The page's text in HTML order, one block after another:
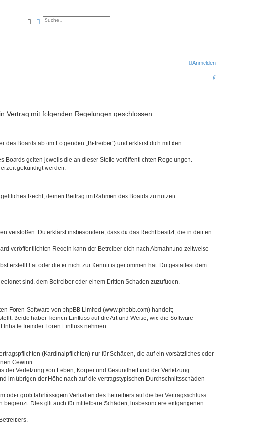
SucheErweiterte Suche
Anmelden
S
Vertrag mit folgenden Regelungen geschlossen:
des Boards ab (im Folgenden „Betreiber“) und erklärst dich mit den
Boards gelten jeweils die an dieser Stelle veröffentlichten Regelungen.
gekündigt werden.
Recht, deinen Beitrag im Rahmen des Boards zu nutzen.
verstoßen. Du erklärst insbesondere, dass du das Recht besitzt, die in deinen
veröffentlichten Regeln kann der Betreiber dich nach Abmahnung zeitweise
erstellt hat oder die er nicht zur Kenntnis genommen hat. Du gestattest dem
sind, dem Betreiber oder einem Dritten Schaden zuzufügen.
Foren-Software von phpBB Limited (www.phpbb.com) handelt;
Beide haben keinen Einfluss auf die Art und Weise, wie die Software
fremder Foren Einfluss nehmen.
(Kardinalpflichten) nur für Schäden, die auf ein vorsätzliches oder
Gewinn.
Verletzung von Leben, Körper und Gesundheit und der Verletzung
im übrigen der Höhe nach auf die vertragstypischen Durchschnittsschäden
oder grob fahrlässigem Verhalten des Betreibers auf die bei Vertragsschluss
Dies gilt auch für mittelbare Schäden, insbesondere entgangenen